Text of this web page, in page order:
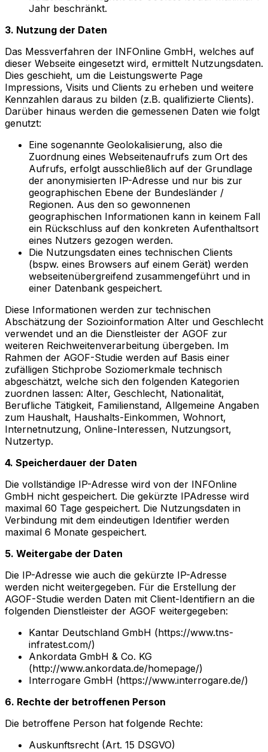
Jahr beschränkt.
3. Nutzung der Daten
Das Messverfahren der INFOnline GmbH, welches auf
dieser Webseite eingesetzt wird, ermittelt Nutzungsdaten.
Dies geschieht, um die Leistungswerte Page
Impressions, Visits und Clients zu erheben und weitere
Kennzahlen daraus zu bilden (z.B. qualifizierte Clients).
Darüber hinaus werden die gemessenen Daten wie folgt
genutzt:
Eine sogenannte Geolokalisierung, also die
Zuordnung eines Webseitenaufrufs zum Ort des
Aufrufs, erfolgt ausschließlich auf der Grundlage
der anonymisierten IP-Adresse und nur bis zur
geographischen Ebene der Bundesländer /
Regionen. Aus den so gewonnenen
geographischen Informationen kann in keinem Fall
ein Rückschluss auf den konkreten Aufenthaltsort
eines Nutzers gezogen werden.
Die Nutzungsdaten eines technischen Clients
(bspw. eines Browsers auf einem Gerät) werden
webseitenübergreifend zusammengeführt und in
einer Datenbank gespeichert.
Diese Informationen werden zur technischen
Abschätzung der Sozioinformation Alter und Geschlecht
verwendet und an die Dienstleister der AGOF zur
weiteren Reichweitenverarbeitung übergeben. Im
Rahmen der AGOF-Studie werden auf Basis einer
zufälligen Stichprobe Soziomerkmale technisch
abgeschätzt, welche sich den folgenden Kategorien
zuordnen lassen: Alter, Geschlecht, Nationalität,
Berufliche Tätigkeit, Familienstand, Allgemeine Angaben
zum Haushalt, Haushalts-Einkommen, Wohnort,
Internetnutzung, Online-Interessen, Nutzungsort,
Nutzertyp.
4. Speicherdauer der Daten
Die vollständige IP-Adresse wird von der INFOnline
GmbH nicht gespeichert. Die gekürzte IPAdresse wird
maximal 60 Tage gespeichert. Die Nutzungsdaten in
Verbindung mit dem eindeutigen Identifier werden
maximal 6 Monate gespeichert.
5. Weitergabe der Daten
Die IP-Adresse wie auch die gekürzte IP-Adresse
werden nicht weitergegeben. Für die Erstellung der
AGOF-Studie werden Daten mit Client-Identifiern an die
folgenden Dienstleister der AGOF weitergegeben:
Kantar Deutschland GmbH (https://www.tns-
infratest.com/)
Ankordata GmbH & Co. KG
(http://www.ankordata.de/homepage/)
Interrogare GmbH (https://www.interrogare.de/)
6. Rechte der betroffenen Person
Die betroffene Person hat folgende Rechte:
Auskunftsrecht (Art. 15 DSGVO)